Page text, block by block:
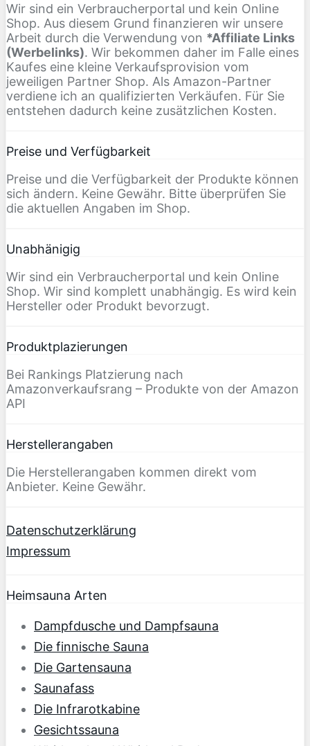
Wir sind ein Verbraucherportal und kein Online
Shop. Aus diesem Grund finanzieren wir unsere
Arbeit durch die Verwendung von *Affiliate Links
(Werbelinks). Wir bekommen daher im Falle eines
Kaufes eine kleine Verkaufsprovision vom
jeweiligen Partner Shop. Als Amazon-Partner
verdiene ich an qualifizierten Verkäufen. Für Sie
entstehen dadurch keine zusätzlichen Kosten.
Preise und Verfügbarkeit
Preise und die Verfügbarkeit der Produkte können
sich ändern. Keine Gewähr. Bitte überprüfen Sie
die aktuellen Angaben im Shop.
Unabhänigig
Wir sind ein Verbraucherportal und kein Online
Shop. Wir sind komplett unabhängig. Es wird kein
Hersteller oder Produkt bevorzugt.
Produktplazierungen
Bei Rankings Platzierung nach
Amazonverkaufsrang – Produkte von der Amazon
API
Herstellerangaben
Die Herstellerangaben kommen direkt vom
Anbieter. Keine Gewähr.
Datenschutzerklärung
Impressum
Heimsauna Arten
Dampfdusche und Dampfsauna
Die finnische Sauna
Die Gartensauna
Saunafass
Die Infrarotkabine
Gesichtssauna